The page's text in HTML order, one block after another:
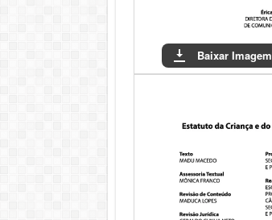
Baixar Imagem